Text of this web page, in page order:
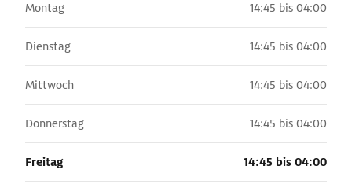
Montag 14:45 bis 04:00
Dienstag 14:45 bis 04:00
Mittwoch 14:45 bis 04:00
Donnerstag 14:45 bis 04:00
Freitag 14:45 bis 04:00